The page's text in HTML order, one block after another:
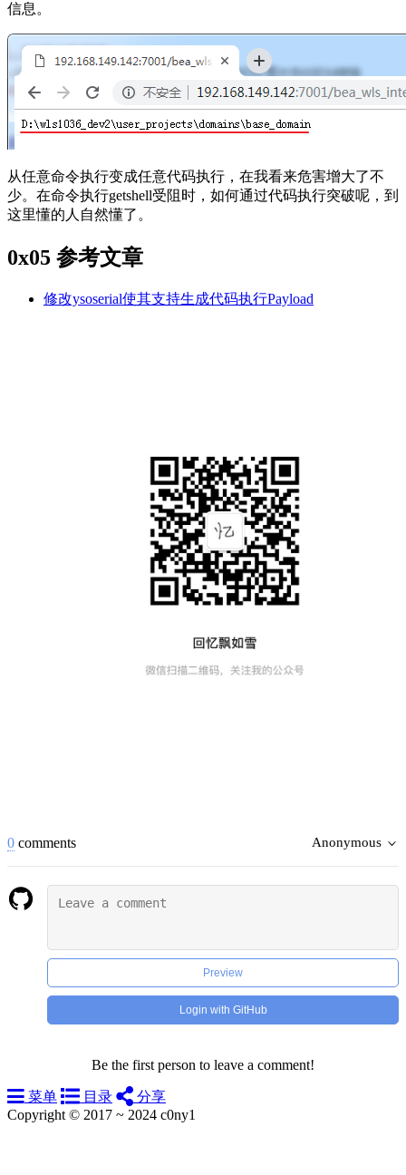
信息。
从任意命令执行变成任意代码执行，在我看来危害增大了不
少。在命令执行getshell受阻时，如何通过代码执行突破呢，到
这里懂的人自然懂了。
0x05 参考文章
修改ysoserial使其支持生成代码执行Payload
0 comments Anonymous
Preview
Login with GitHub
Be the first person to leave a comment!
菜单 目录
分享
Copyright © 2017 ~ 2024 c0ny1